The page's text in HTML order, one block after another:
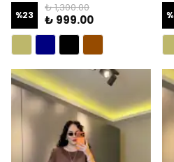
%23
₺ 1,300.00
₺ 999.00 %